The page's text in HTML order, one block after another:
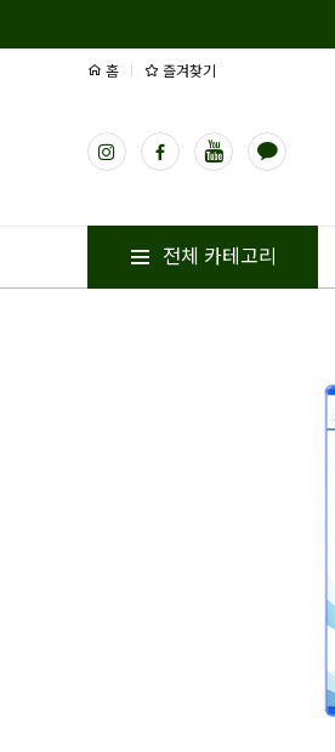
홈 즐겨찾기
전체 카테고리